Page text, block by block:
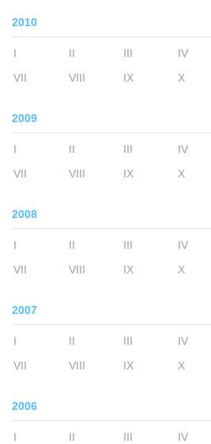
2010
I II III IV
VII
VIII IX X
2009
I II III IV
VII
VIII IX X
2008
I II III IV
VII
VIII IX X
2007
I II III IV
VII
VIII IX X
2006
I II III IV